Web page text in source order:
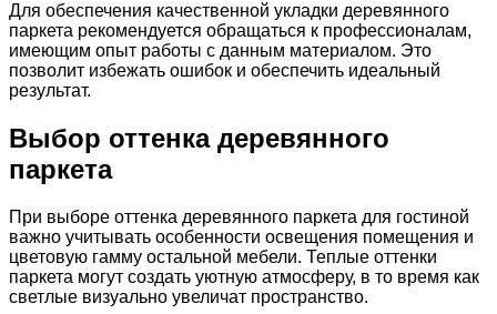
Для обеспечения качественной укладки деревянного
паркета рекомендуется обращаться к профессионалам,
имеющим опыт работы с данным материалом. Это
позволит избежать ошибок и обеспечить идеальный
результат.
Выбор оттенка деревянного
паркета
При выборе оттенка деревянного паркета для гостиной
важно учитывать особенности освещения помещения и
цветовую гамму остальной мебели. Теплые оттенки
паркета могут создать уютную атмосферу, в то время как
светлые визуально увеличат пространство.